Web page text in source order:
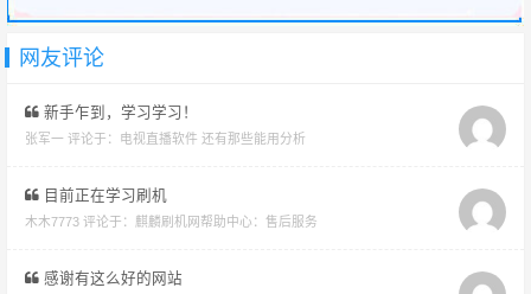
网友评论
新手乍到，学习学习！
张军一 评论于： 电视直播软件 还有那些能用分析
目前正在学习刷机
木木7773 评论于： 麒麟刷机网帮助中心：售后服务
感谢有这么好的网站